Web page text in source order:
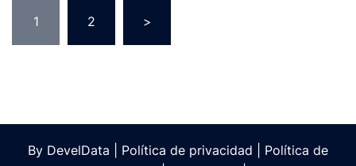
1 2 >
By DevelData Política de privacidad
Política de